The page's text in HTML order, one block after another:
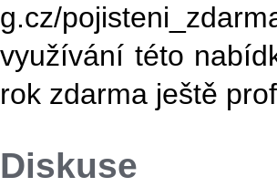
g.cz/
využívání této
rok zdarma ještě
Diskuse